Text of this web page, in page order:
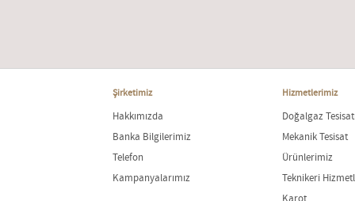
Şirketimiz
Hakkımızda
Banka Bilgilerimiz
Telefon
Kampanyalarımız
Hizmetlerimiz
Doğalgaz
Mekanik Tesisat
Ürünlerimiz
Teknikeri